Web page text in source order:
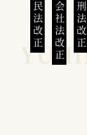
民法改正 会社法改正 刑法改正